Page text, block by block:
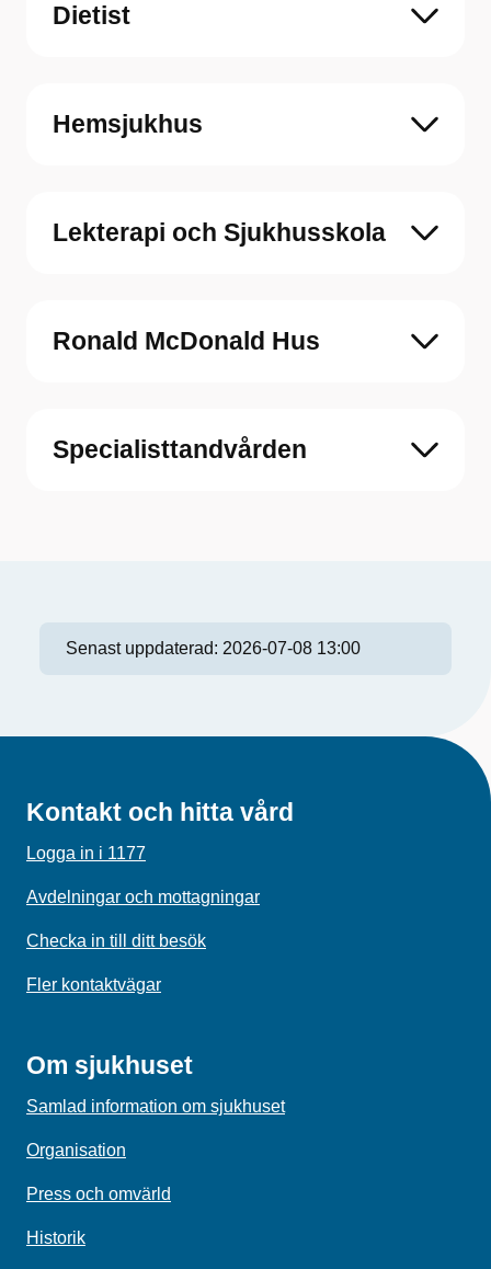
Dietist
Hemsjukhus
Lekterapi och Sjukhusskola
Ronald McDonald Hus
Specialisttandvården
Senast uppdaterad: 2026-07-08 13:00
Kontakt och hitta vård
Logga in i 1177
Avdelningar och mottagningar
Checka in till ditt besök
Fler kontaktvägar
Om sjukhuset
Samlad information om sjukhuset
Organisation
Press och omvärld
Historik